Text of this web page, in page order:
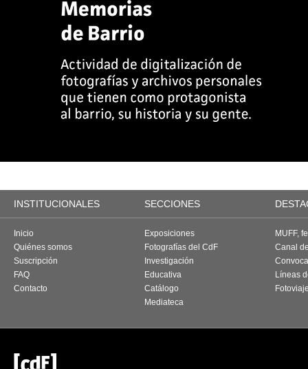
INSTITUCIONALES SECCIONES
Inicio
Quiénes somos
Suscripción
FAQ
Contacto
Exposiciones
Fotografías del CdF
Investigación
Educativa
Catálogo
Mediateca
MUFF,
Canal
Líneas